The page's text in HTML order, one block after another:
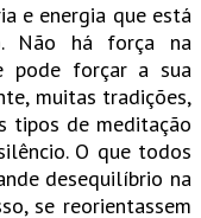
e energia que está
Não há força na
pode forçar a sua
muitas tradições,
tipos de meditação
O que todos
desequilíbrio na
se reorientassem